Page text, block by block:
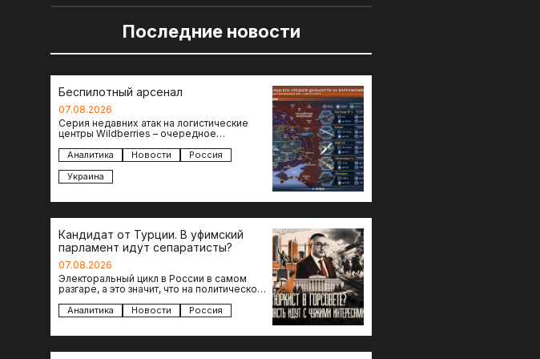
Последние новости
Беспилотный арсенал
07.08.2026
Серия недавних атак на логистические
центры Wildberries – очередное
российского тыла. И суть здесь даже не…
Аналитика Новости
Россия
Украина
Кандидат от Турции. В уфимский
парламент идут сепаратисты?
07.08.2026
Электоральный цикл в России в самом
разгаре, а это значит, что на политическое
сомнительной репутацией….
Аналитика Новости Россия